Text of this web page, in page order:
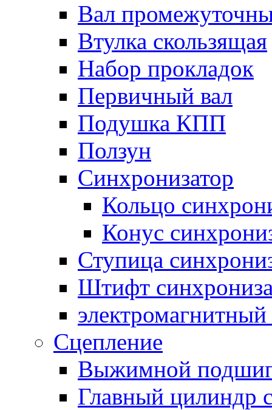
Вал
Втулка скользящая
Набор прокладок
Первичный вал
Подушка КПП
Ползун
Синхронизатор
Кольцо
Конус
Ступица
Штифт
электромагнитный
Сцепление
Выжимной
Главный цилиндр